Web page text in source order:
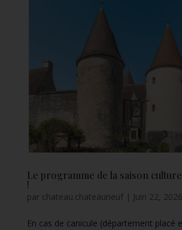
Le programme de la saison
!
par chateau.chateauneuf| Juin 22, 2026
En cas de canicule (département placé